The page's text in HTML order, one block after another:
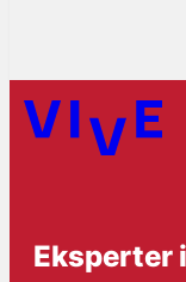
Eksperter